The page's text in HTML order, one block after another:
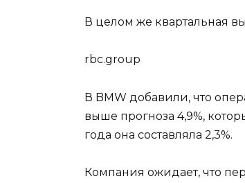
В целом же квартальная
rbc.group
В BMW добавили, что
выше прогноза 4,9%,
года она составляла 2,3%.
Компания ожидает, что